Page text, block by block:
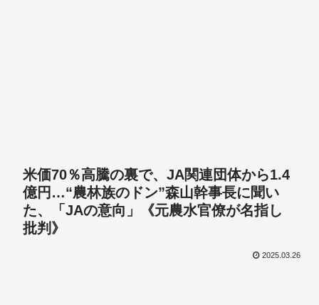
米価70％高騰の裏で、JA関連団体から1.4
億円…“農林族のドン”森山幹事長に聞い
た、「JAの意向」《元農水官僚が名指し
批判》
2025.03.26